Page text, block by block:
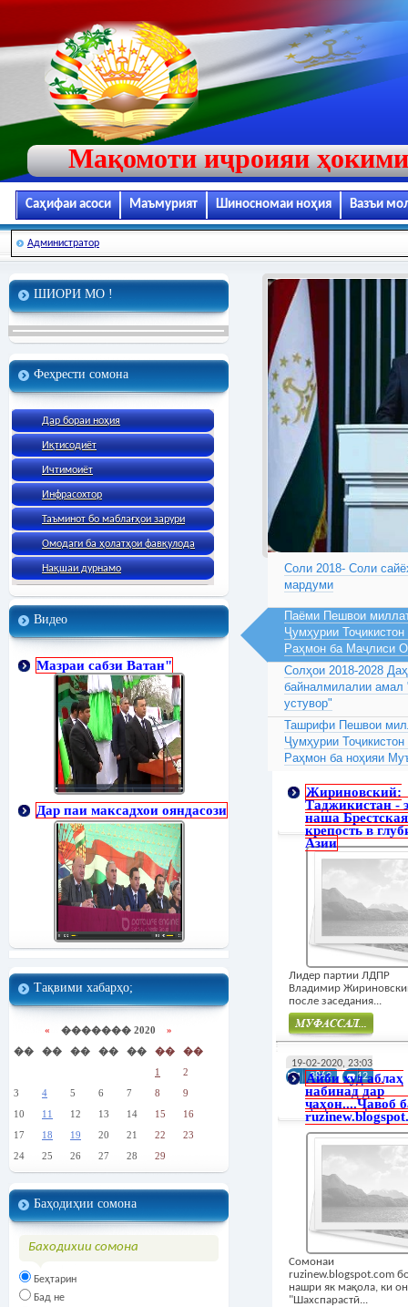
Мақомоти иҷроияи
Саҳифаи асоси Маъмурият Шиносномаи ноҳия Вазъи
Администратор
ШИОРИ МО !
Феҳрести сомона
Дар бораи ноҳия
Иқтисодиёт
Ичтимоиёт
Инфрасохтор
Таъминот бо маблағҳои зарури
Омодаги ба ҳолатҳои фавқулода
Нақшаи дурнамо
Видео
Мазраи сабзи Ватан"
Дар паи максадхои ояндасози
Тақвими хабарҳо;
« ������� 2020 »
��
�� �� �� �� ��
��
1
2
3
4 5 6 7 8
9
10
11 12 13 14 15
16
17
18 19 20 21 22
23
24
25 26 27 28 29
Баҳодиҳии сомона
Баходихии сомона
Беҳтарин
Бад не
Соли 2018- Соли
мардуми
Паёми Пешвои
Ҷумҳурии
Раҳмон ба Маҷлиси
Солҳои 2018-2028
байналмилалии
устувор"
Ташрифи Пешвои
Ҷумҳурии
Раҳмон ба ноҳияи
Жириновский:
Таджикистан -
наша Брестская
крепость в
Азии
Лидер партии ЛДПР
Владимир
после заседания...
19-02-2020, 23:03
3862
12
Айби худ аблаҳ
набинад дар
ҷаҳон....Ҷавоб
Сомонаи
ruzinew.blogspot.com
нашри як мақола, ки он
"Шахспарастӣ...